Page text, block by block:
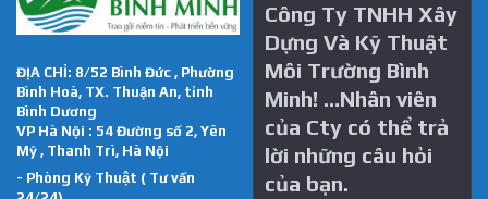
ĐỊA CHỈ: 8/52 Bình Đức , Phường
Bình Hoà, TX. Thuận An, tỉnh
Bình Dương
VP Hà Nội : 54 Đường số 2, Yên
Mỹ , Thanh Trì, Hà Nội
- Phòng Kỹ Thuật ( Tư vấn
Công Ty TNHH Xây
Dựng Và Kỹ Thuật
Môi Trường Bình
Minh! …Nhân viên
của Cty có thể trả
lời những câu hỏi
của bạn.